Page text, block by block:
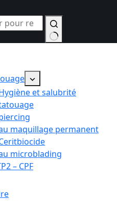
et salubrité
maquillage permanent
microblading
– CPF